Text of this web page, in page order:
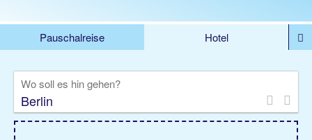
Pauschalreise
Hotel
Kreuzfahrten
Rundreisen
Privattransfer
Zusatzleistungen
Wo soll es hin gehen?